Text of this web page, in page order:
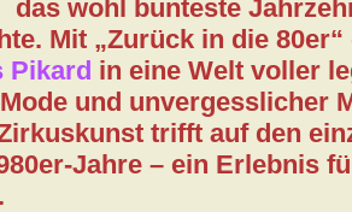
das wohl bunteste
Mit „Zurück in die 80er“
Pikard in eine Welt voller
und unvergesslicher
trifft auf den
Jahre – ein Erlebnis